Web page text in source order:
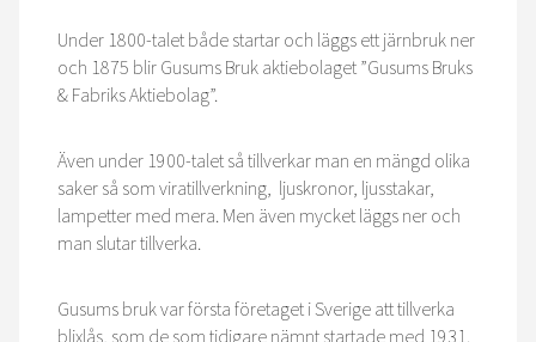
Under 1800-talet både startar och läggs ett järnbruk ner
och 1875 blir Gusums Bruk aktiebolaget ”Gusums Bruks
& Fabriks Aktiebolag”.
Även under 1900-talet så tillverkar man en mängd olika
saker så som viratillverkning, ljuskronor, ljusstakar,
lampetter med mera. Men även mycket läggs ner och
man slutar tillverka.
Gusums bruk var första företaget i Sverige att tillverka
blixlås, som de som tidigare nämnt startade med 1931.